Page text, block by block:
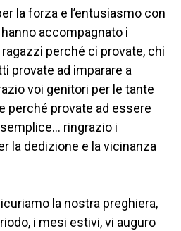
la forza e l’entusiasmo con
accompagnato i
perché ci provate, chi
provate ad imparare a
voi genitori per le tante
perché provate ad essere
ringrazio i
la dedizione e la vicinanza
la nostra preghiera,
i mesi estivi, vi auguro